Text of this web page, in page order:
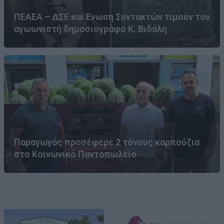
ΠΕΑΕΑ – ΔΣΕ και Ενωση Συντακτών τιμούν τον
αγωωνιστή δημοσιογράφο Κ. Βιδάλη
Παραγωγός προσέφερε 2 τόνους καρπούζια
στο Κοινωνικό Παντοπωλείο